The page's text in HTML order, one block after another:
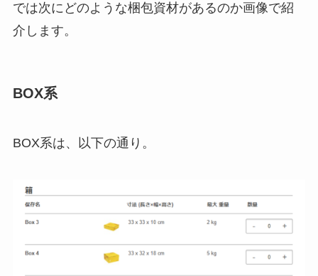
では次にどのような梱包資材があるのか画像で紹
介します。
BOX系
BOX系は、以下の通り。